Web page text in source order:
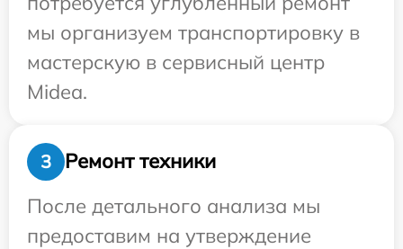
мы организуем транспортировку в
мастерскую в сервисный центр
Midea.
3
Ремонт техники
После детального анализа мы
предоставим на утверждение